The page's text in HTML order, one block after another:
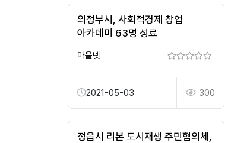
의정부시, 사회적경제 창업
아카데미 63명 성료
마을넷
2021-05-03 300
정읍시 리본 도시재생 주민협의체,